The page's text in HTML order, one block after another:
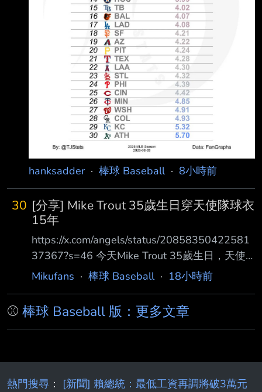
hanksadder· 棒球 Baseball· 8小時前
30 [分享] Mike Trout 35歲生日穿天使隊球衣
15年
https://x.com/angels/status/20858350422581
37367?s=46 今天Mike Trout 35歲生日，天使
官方發布祝賀 查了一下目前Mike Trout 15年16
15年） 在天使隊15年真的很稀有，這隊待15年
某方面來說真的不簡單 1.Mike Trout 2011-（目
2006（14年但一
Mikufans · 棒球 Baseball· 18小時前
⚾ 棒球 Baseball 版：更多文章
熱門搜尋 ： [新聞] 賴總統：最低工資再調將破3萬元